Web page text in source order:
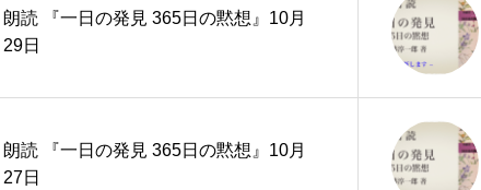
朗読 『一日の発見 365日の黙想』10月
29日
朗読 『一日の発見 365日の黙想』10月
27日